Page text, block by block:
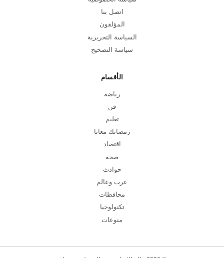
اتصل بنا
المؤلفون
السياسة التحريرية
سياسة التصحيح
الأقسام
رياضة
فن
تعليم
رمضانك معانا
اقتصاد
صحة
حوادث
عرب وعالم
محافظات
تكنولوجيا
منوعات